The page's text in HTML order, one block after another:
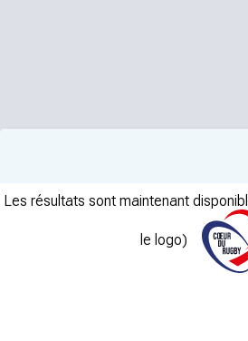
Les résultats sont maintenant
le logo)